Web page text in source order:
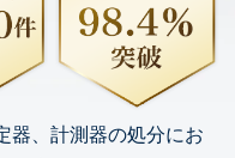
器、計測器の処分にお